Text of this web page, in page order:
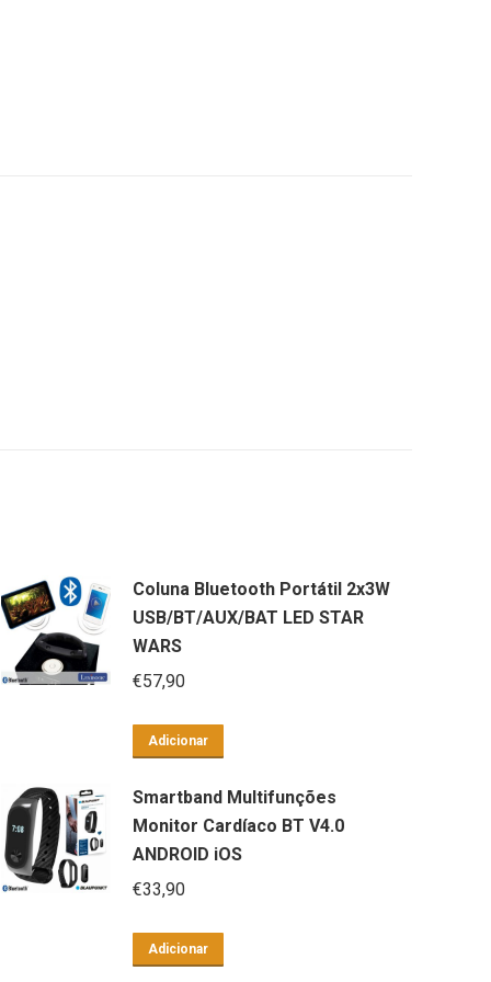
Coluna Bluetooth Portátil 2x3W
USB/BT/AUX/BAT LED STAR
WARS
€57,90
Adicionar
Smartband Multifunções
Monitor Cardíaco BT V4.0
ANDROID iOS
€33,90
Adicionar